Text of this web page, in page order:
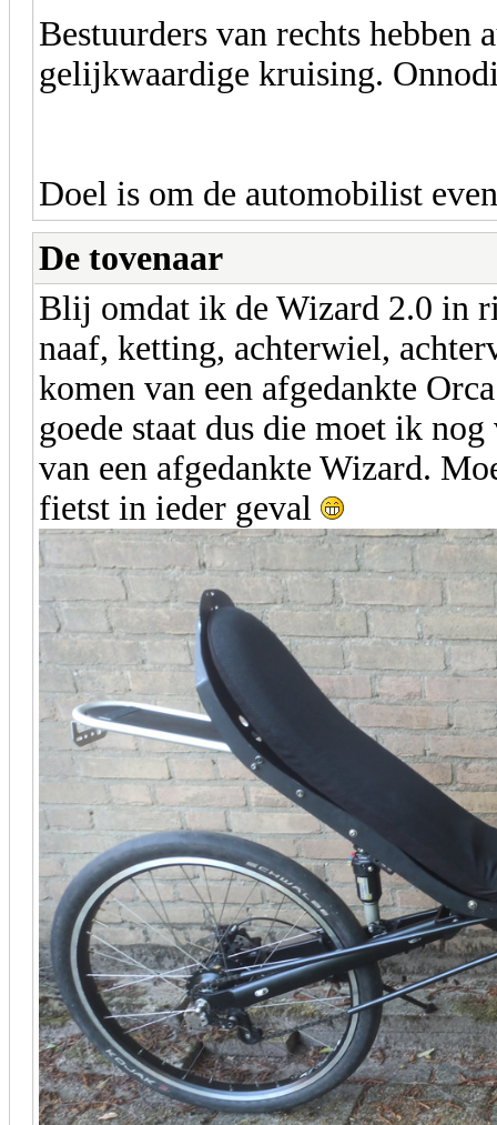
Bestuurders van rechts hebben
gelijkwaardige kruising.
Doel is om de automobilist
De tovenaar
Blij omdat ik de Wizard 2.0 in
naaf, ketting, achterwiel,
komen van een afgedankte
goede staat dus die moet ik
van een afgedankte Wizard.
fietst in ieder geval